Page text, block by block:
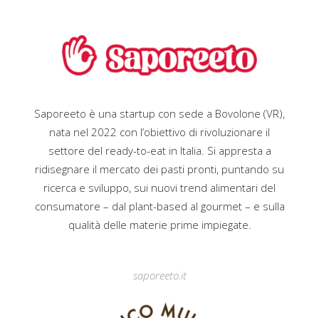
Saporeeto è una startup con sede a Bovolone (VR),
nata nel 2022 con l’obiettivo di rivoluzionare il
settore del ready-to-eat in Italia. Si appresta a
ridisegnare il mercato dei pasti pronti, puntando su
ricerca e sviluppo, sui nuovi trend alimentari del
consumatore – dal plant-based al gourmet – e sulla
qualità delle materie prime impiegate.
saporeeto.it